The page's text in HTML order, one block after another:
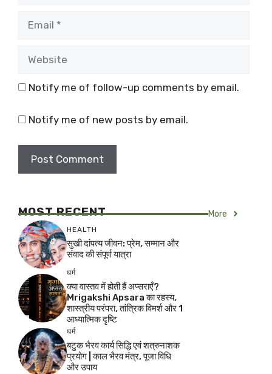
Notify me of follow-up comments by email.
Notify me of new posts by email.
MOST RECENT More
HEALTH
सुखी दांपत्य जीवन: प्रेम, सम्मान और
संवाद की संपूर्ण यात्रा
धर्म
क्या वास्तव में होती हैं अप्सराएँ?
Mrigakshi Apsara का रहस्य,
शास्त्रीय परंपरा, तांत्रिक विमर्श और 1
आध्यात्मिक दृष्टि
धर्म
बटुक भैरव कार्य सिद्धि एवं शत्रुनाशक
प्रयोग | काल भैरव मंत्र, पूजा विधि
और उपाय